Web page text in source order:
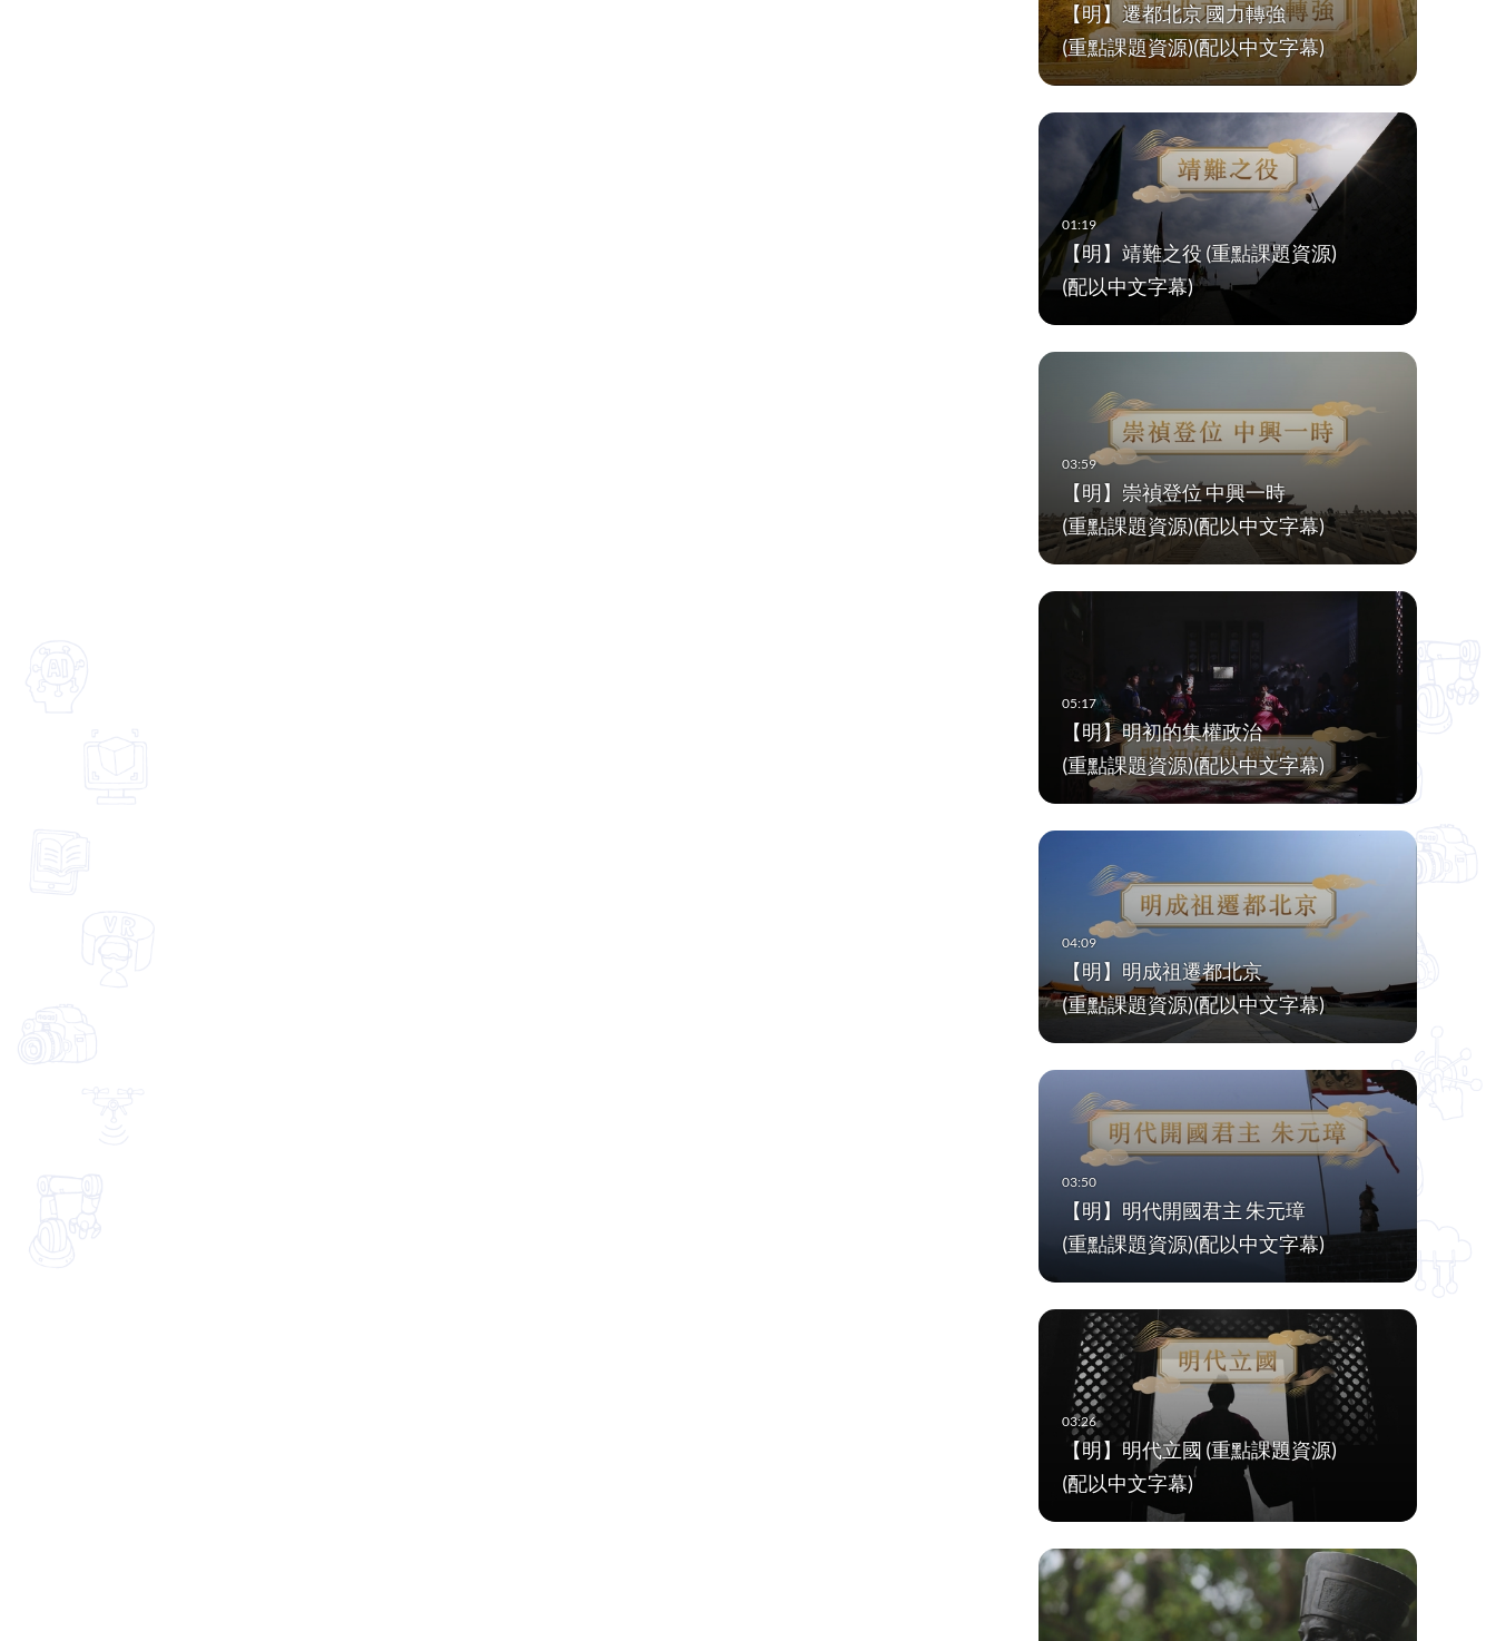
【明】遷都北京 國力轉強
(重點課題資源)(配以中文字幕)
【明】靖難之役 (重點課題資源)
(配以中文字幕)
【明】崇禎登位 中興一時
(重點課題資源)(配以中文字幕)
【明】明初的集權政治
(重點課題資源)(配以中文字幕)
【明】明成祖遷都北京
(重點課題資源)(配以中文字幕)
【明】明代開國君主 朱元璋
(重點課題資源)(配以中文字幕)
【明】明代立國 (重點課題資源)
(配以中文字幕)